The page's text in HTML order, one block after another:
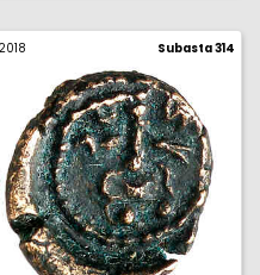
Subasta 314